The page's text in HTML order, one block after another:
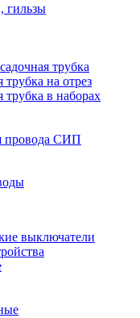
гильзы
трубка
трубка на отрез
трубка в наборах
провода СИП
выключатели